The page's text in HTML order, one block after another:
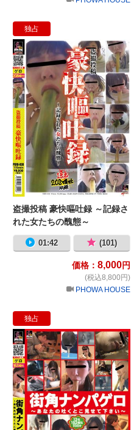
独占
盗撮投稿 豪快嘔吐録 ～記録さ
れた女たちの醜態～
01:42 (101)
価格： 8,000円
(税込8,800円)
PHOWA HOUSE
独占